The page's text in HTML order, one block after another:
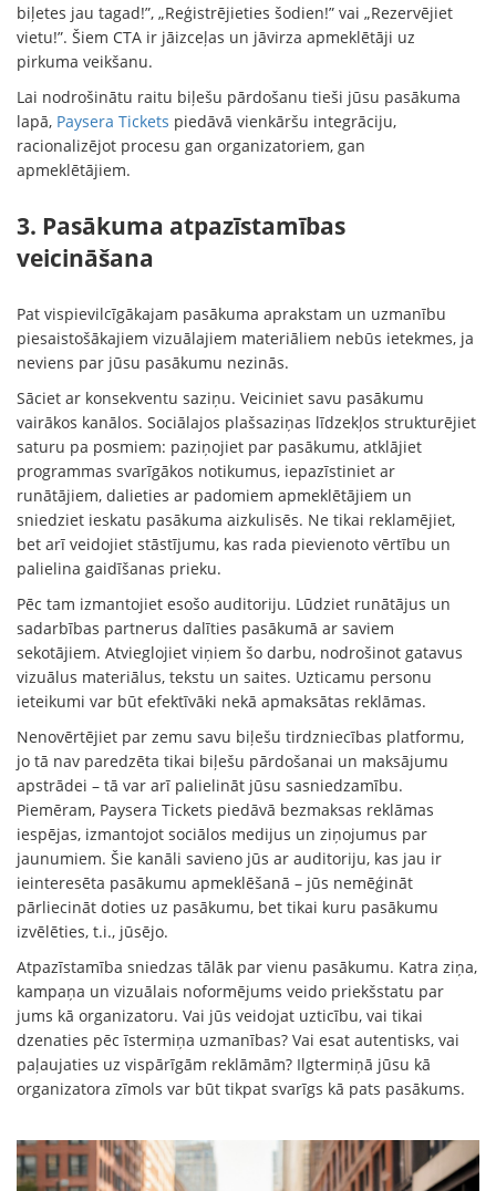
biļetes jau tagad!”, „Reģistrējieties šodien!” vai „Rezervējiet
vietu!”. Šiem CTA ir jāizceļas un jāvirza apmeklētāji uz
pirkuma veikšanu.
Lai nodrošinātu raitu biļešu pārdošanu tieši jūsu pasākuma
lapā, Paysera Tickets piedāvā vienkāršu integrāciju,
racionalizējot procesu gan organizatoriem, gan
apmeklētājiem.
3. Pasākuma atpazīstamības
veicināšana
Pat vispievilcīgākajam pasākuma aprakstam un uzmanību
piesaistošākajiem vizuālajiem materiāliem nebūs ietekmes, ja
neviens par jūsu pasākumu nezinās.
Sāciet ar konsekventu saziņu. Veiciniet savu pasākumu
vairākos kanālos. Sociālajos plašsaziņas līdzekļos strukturējiet
saturu pa posmiem: paziņojiet par pasākumu, atklājiet
programmas svarīgākos notikumus, iepazīstiniet ar
runātājiem, dalieties ar padomiem apmeklētājiem un
sniedziet ieskatu pasākuma aizkulisēs. Ne tikai reklamējiet,
bet arī veidojiet stāstījumu, kas rada pievienoto vērtību un
palielina gaidīšanas prieku.
Pēc tam izmantojiet esošo auditoriju. Lūdziet runātājus un
sadarbības partnerus dalīties pasākumā ar saviem
sekotājiem. Atvieglojiet viņiem šo darbu, nodrošinot gatavus
vizuālus materiālus, tekstu un saites. Uzticamu personu
ieteikumi var būt efektīvāki nekā apmaksātas reklāmas.
Nenovērtējiet par zemu savu biļešu tirdzniecības platformu,
jo tā nav paredzēta tikai biļešu pārdošanai un maksājumu
apstrādei – tā var arī palielināt jūsu sasniedzamību.
Piemēram, Paysera Tickets piedāvā bezmaksas reklāmas
iespējas, izmantojot sociālos medijus un ziņojumus par
jaunumiem. Šie kanāli savieno jūs ar auditoriju, kas jau ir
ieinteresēta pasākumu apmeklēšanā – jūs nemēģināt
pārliecināt doties uz pasākumu, bet tikai kuru pasākumu
izvēlēties, t.i., jūsējo.
Atpazīstamība sniedzas tālāk par vienu pasākumu. Katra ziņa,
kampaņa un vizuālais noformējums veido priekšstatu par
jums kā organizatoru. Vai jūs veidojat uzticību, vai tikai
dzenaties pēc īstermiņa uzmanības? Vai esat autentisks, vai
paļaujaties uz vispārīgām reklāmām? Ilgtermiņā jūsu kā
organizatora zīmols var būt tikpat svarīgs kā pats pasākums.